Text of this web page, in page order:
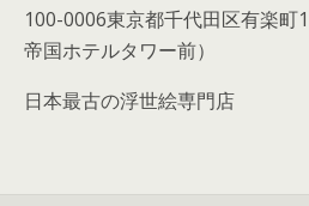
100-0006東京都千代田区有楽
帝国ホテルタワー前）
日本最古の浮世絵専門店